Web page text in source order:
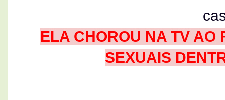
ELA CHOROU NA TV AO
SEXUAIS